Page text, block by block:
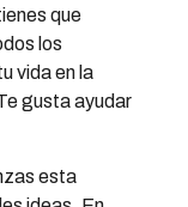
que
los
vida en la
gusta ayudar
esta